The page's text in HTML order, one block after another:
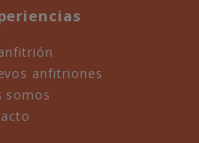
anfitriones
somos